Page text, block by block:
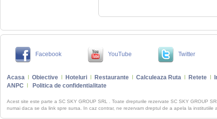
Facebook YouTube Twitter
Acasa Obiective Hoteluri Restaurante Calculeaza Ruta Retete
ANPC
Politica de confidentialitate
Acest site este parte a SC SKY GROUP SRL . Toate drepturile rezervate SC SKY GROUP
numai daca se da link spre sursa. In caz contrar, ne rezervam dreptul de a apela la institutiile